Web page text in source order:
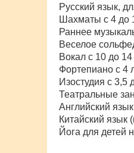
Русский язык,
Шахматы с 4 до
Раннее
Веселое
Вокал с 10 до 14
Фортепиано с 4
Изостудия с 3,5
Театральные
Английский
Китайский язык
Йога для детей